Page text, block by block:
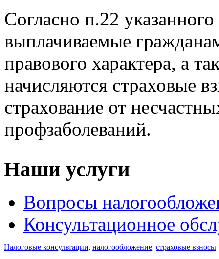
Согласно п.22
выплачиваемые
правового характера, а
начисляются страховые
страхование от
профзаболеваний.
Наши услуги
Вопросы
Консультационное
Налоговые консультации, налогообложение, страховые взносы